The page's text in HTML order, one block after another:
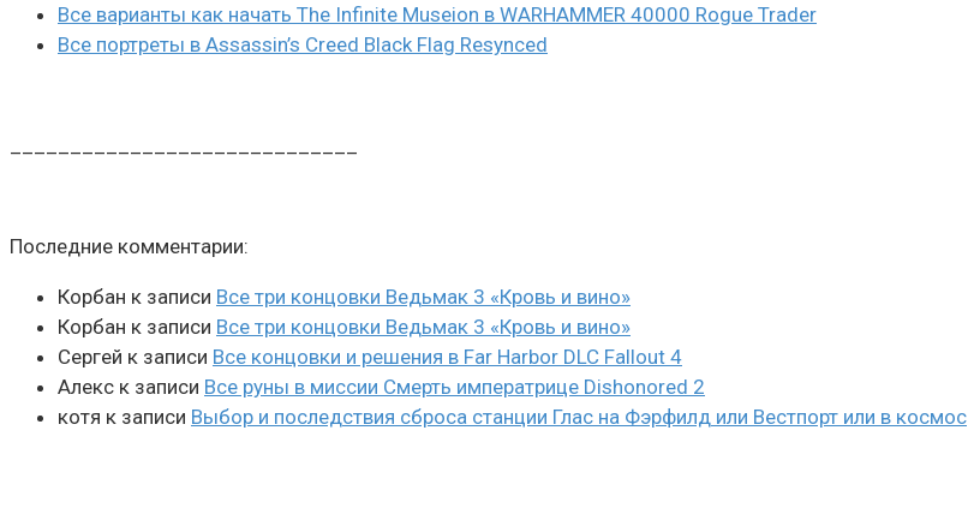
Все варианты как начать The Infinite Museion в WARHAMMER 40000 Rogue Trader
Все портреты в Assassin’s Creed Black Flag Resynced
Последние комментарии:
Корбан к записи Все три концовки Ведьмак 3 «Кровь и вино»
Корбан к записи Все три концовки Ведьмак 3 «Кровь и вино»
Сергей к записи Все концовки и решения в Far Harbor DLC Fallout 4
Алекс к записи Все руны в миссии Смерть императрице Dishonored 2
котя к записи Выбор и последствия сброса станции Глас на Фэрфилд или Вестпорт или в космос